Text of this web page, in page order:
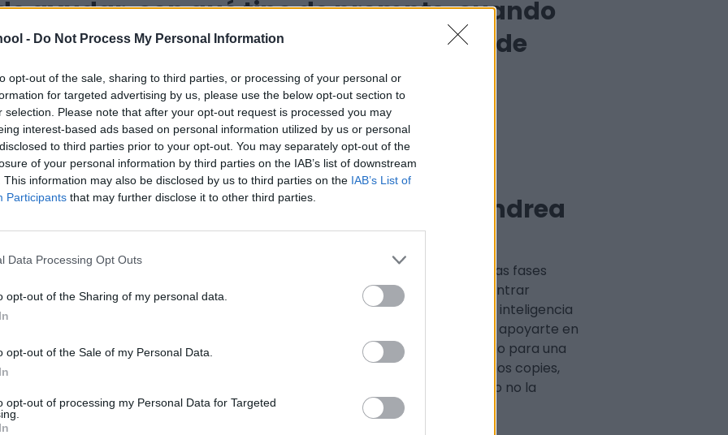
- Do Not Process My Personal Information
opt-out of the sale, sharing to third parties, or processing of your personal or
for targeted advertising by us, please use the below opt-out section to
selection. Please note that after your opt-out request is processed you may
interest-based ads based on personal information utilized by us or personal
to third parties prior to your opt-out. You may separately opt-out of the
of your personal information by third parties on the IAB’s list of downstream
This information may also be disclosed by us to third parties on the IAB’s List of
Participants that may further disclose it to other third parties.
Data Processing Opt Outs
opt-out of the Sharing of my personal data.
opt-out of the Sale of my Personal Data.
opt-out of processing my Personal Data for Targeted
ayudar, con qué tipo de prompts, cuando
vas creando tu propio catálogo de
Andrea
sí estamos incorporando la Inteligencia artificial, no en diseño, pero sí en otras fases
que hacer diagramas, en fases de ideación, en encontrar inspiración, encontrar
Ahora mismo me encuentro haciendo un listado de herramientas de inteligencia
muchísimo y te permiten enfocarte en lo que te tienes que enfocar, y apoyarte en
Igual estás haciendo un diseño de alta fidelidad, aunque no estés diseñando para una
colores, pero si quieres hacer algo así más fiable, te puede ayudar con los copies,
herramientas ya, como apoyo está muy bien, pero en la parte de diseño no la